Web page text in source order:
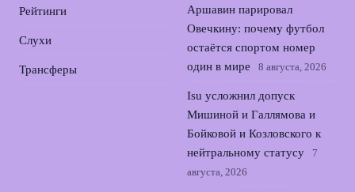
Рейтинги
Слухи
Трансферы
Аршавин парировал
Овечкину: почему футбол
остаётся спортом номер
один в мире
8 августа, 2026
Isu усложнил допуск
Мишиной и Галлямова и
Бойковой и Козловского к
нейтральному статусу
7
августа, 2026